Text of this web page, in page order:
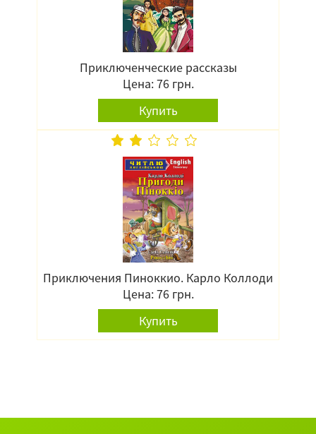
Приключенческие рассказы
Цена: 76 грн.
Купить
Приключения Пиноккио. Карло Коллоди
Цена: 76 грн.
Купить